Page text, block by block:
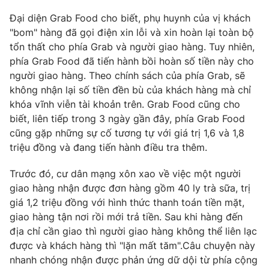
Câu chuyện quốc tế
Thị trường
Góc doanh nghiệp
Dữ liệu và đời sống
Truyền hình
Phim VTV
Hậu trường
Nhân vật
Khán giả
Giải sao mai
Giải trí
Điện ảnh
Âm nhạc
Sao
Đời sống
Du lịch
Làm đẹp
Chất lượng cuộc sống
Giáo dục
Tuyển sinh
Học trực tuyến
Công nghệ
Hitech Công nghệ tương lai
Sản phẩm
Thị trường
Giao lưu trực tuyến
Lịch phát sóng
Đại diện Grab Food cho biết, phụ huynh của vị khách
"bom" hàng đã gọi điện xin lỗi và xin hoàn lại toàn bộ
tổn thất cho phía Grab và người giao hàng. Tuy nhiên,
phía Grab Food đã tiến hành bồi hoàn số tiền này cho
người giao hàng. Theo chính sách của phía Grab, sẽ
không nhận lại số tiền đền bù của khách hàng mà chỉ
khóa vĩnh viễn tài khoản trên. Grab Food cũng cho
biết, liên tiếp trong 3 ngày gần đây, phía Grab Food
cũng gặp những sự cố tương tự với giá trị 1,6 và 1,8
triệu đồng và đang tiến hành điều tra thêm.
Trước đó, cư dân mạng xôn xao về việc một người
giao hàng nhận được đơn hàng gồm 40 ly trà sữa, trị
giá 1,2 triệu đồng với hình thức thanh toán tiền mặt,
giao hàng tận nơi rồi mới trả tiền. Sau khi hàng đến
địa chỉ cần giao thì người giao hàng không thể liên lạc
được và khách hàng thì "lặn mất tăm".Câu chuyện này
nhanh chóng nhận được phản ứng dữ dội từ phía cộng